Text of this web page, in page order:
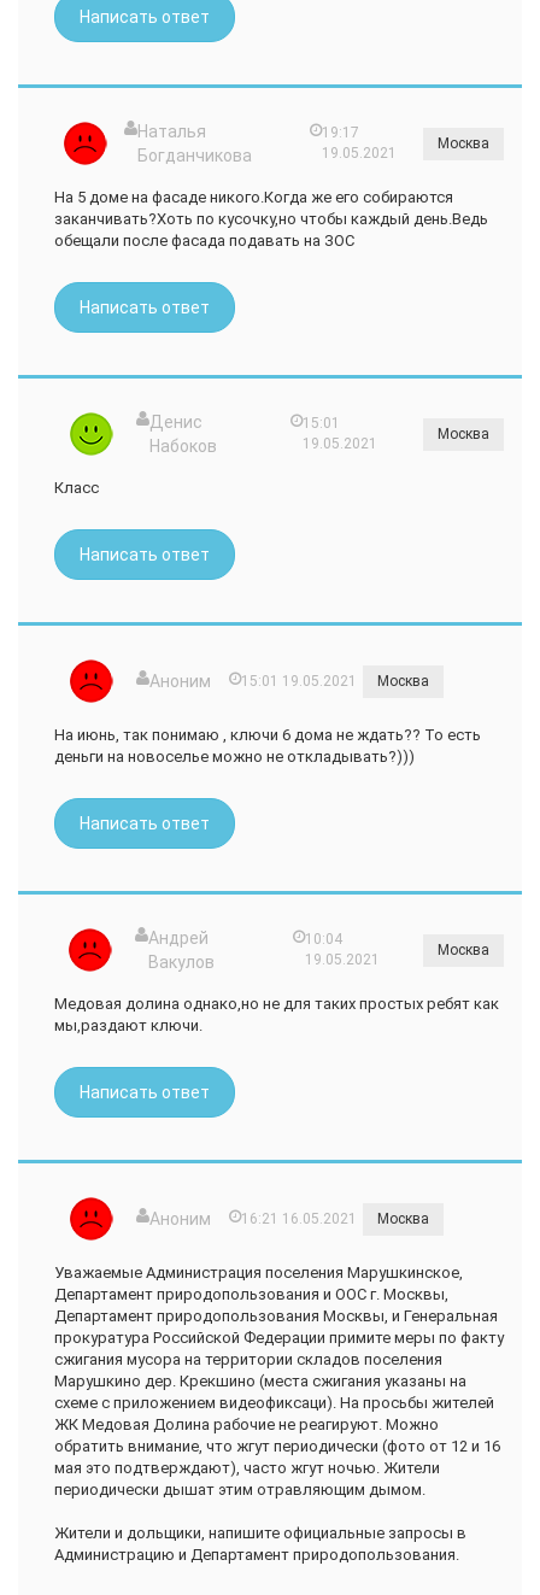
Написать ответ
Наталья
Богданчикова
19:17
19.05.2021
Москва
На 5 доме на фасаде никого.Когда же его собираются
заканчивать?Хоть по кусочку,но чтобы каждый день.Ведь
обещали после фасада подавать на ЗОС
Написать ответ
Денис
Набоков
15:01
19.05.2021
Москва
Класс
Написать ответ
Аноним 15:01 19.05.2021 Москва
На июнь, так понимаю , ключи 6 дома не ждать?? То есть
деньги на новоселье можно не откладывать?)))
Написать ответ
Андрей
Вакулов
10:04
19.05.2021
Москва
Медовая долина однако,но не для таких простых ребят как
мы,раздают ключи.
Написать ответ
Аноним 16:21 16.05.2021 Москва
Уважаемые Администрация поселения Марушкинское,
Департамент природопользования и ООС г. Москвы,
Департамент природопользования Москвы, и Генеральная
прокуратура Российской Федерации примите меры по факту
сжигания мусора на территории складов поселения
Марушкино дер. Крекшино (места сжигания указаны на
схеме с приложением видеофиксаци). На просьбы жителей
ЖК Медовая Долина рабочие не реагируют. Можно
обратить внимание, что жгут периодически (фото от 12 и 16
мая это подтверждают), часто жгут ночью. Жители
периодически дышат этим отравляющим дымом.
Жители и дольщики, напишите официальные запросы в
Администрацию и Департамент природопользования.